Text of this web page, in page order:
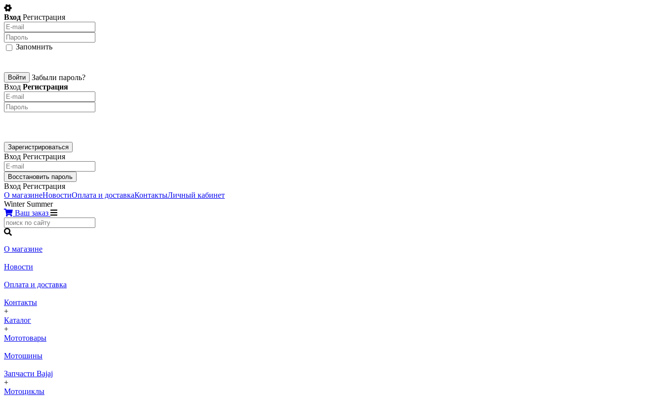
Вход Регистрация
Запомнить
Забыли пароль?
Вход Регистрация
Вход Регистрация
Вход Регистрация
О магазинеНовостиОплата и доставкаКонтактыЛичный кабинет
Winter Summer
Ваш заказ
О магазине
Новости
Оплата и доставка
Контакты
+
Каталог
+
Мототовары
Мотошины
Запчасти Bajaj
+
Мотоциклы